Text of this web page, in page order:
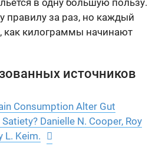
правилу за раз, но каждый
как килограммы начинают
источников
Consumption Alter Gut
Danielle N. Cooper, Roy
L. Keim.